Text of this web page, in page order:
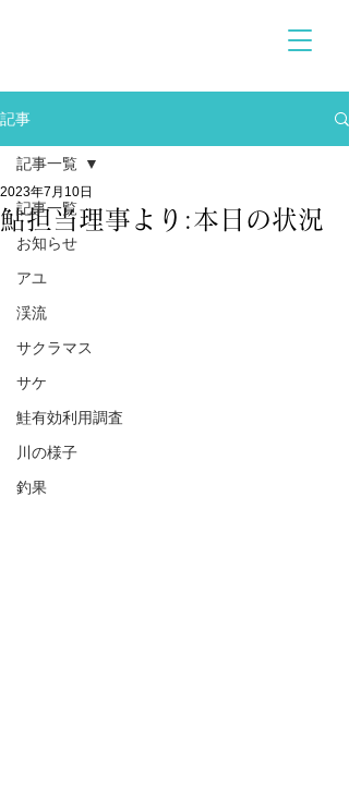
記事
記事一覧
お知らせ
アユ
渓流
サクラマス
サケ
鮭有効利用調査
川の様子
釣果
記事一覧
鮎担当理事より:本日の状況
2023年7月10日